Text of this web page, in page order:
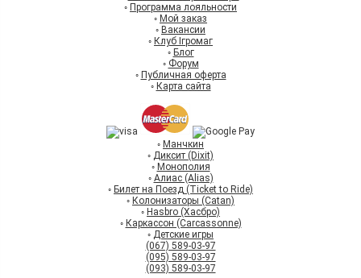
◦ Программа лояльности
◦ Мой заказ
◦ Вакансии
◦ Клуб Ігромаг
◦ Блог
◦ Форум
◦ Публичная оферта
◦ Карта сайта
◦ Манчкин
◦ Диксит (Dixit)
◦ Монополия
◦ Алиас (Alias)
◦ Билет на Поезд (Ticket to Ride)
◦ Колонизаторы (Catan)
◦ Hasbro (Хасбро)
◦ Каркассон (Carcassonne)
◦ Детские игры
(067) 589-03-97
(095) 589-03-97
(093) 589-03-97